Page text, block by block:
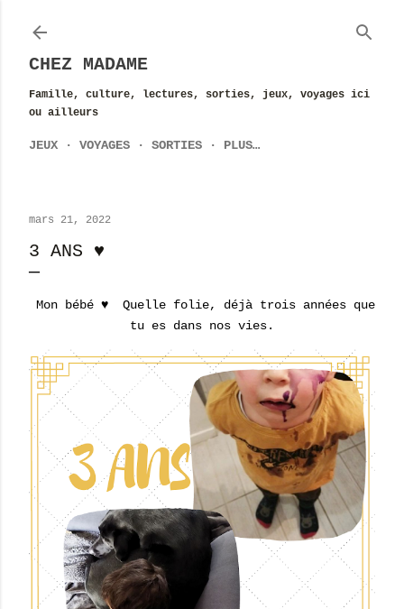
CHEZ MADAME
Famille, culture, lectures, sorties, jeux, voyages ici
ou ailleurs
JEUX VOYAGES SORTIES PLUS…
mars 21, 2022
3 ANS ♥
Mon bébé ♥ Quelle folie, déjà trois années que
tu es dans nos vies.